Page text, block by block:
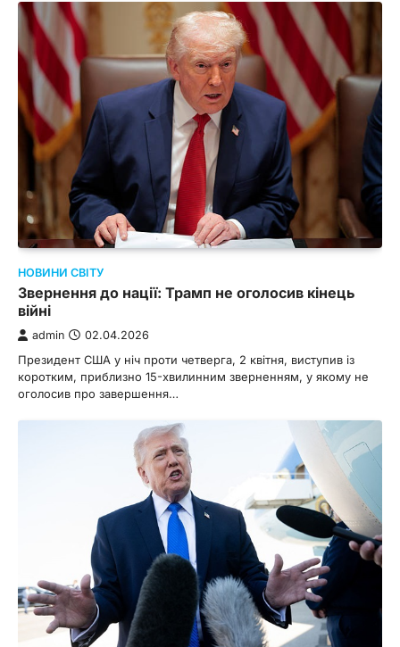
НОВИНИ СВІТУ
Звернення до нації: Трамп не оголосив кінець
війні
admin 02.04.2026
Президент США у ніч проти четверга, 2 квітня, виступив із
коротким, приблизно 15-хвилинним зверненням, у якому не
оголосив про завершення…